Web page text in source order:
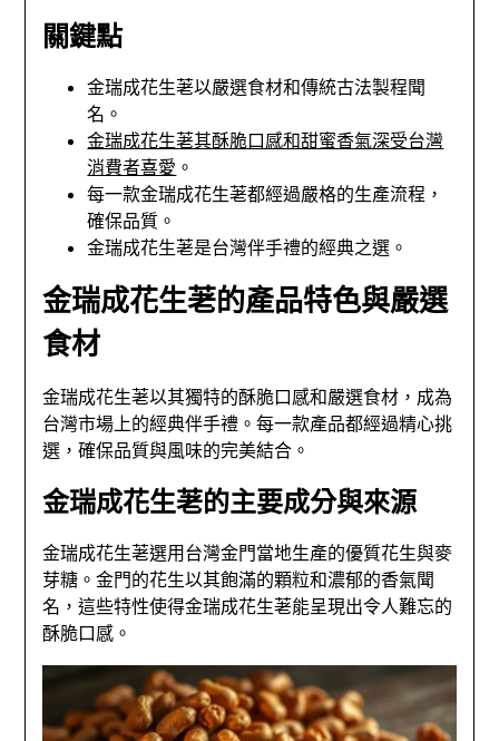
關鍵點
金瑞成花生荖以嚴選食材和傳統古法製程聞
名。
金瑞成花生荖其酥脆口感和甜蜜香氣深受台灣
消費者喜愛。
每一款金瑞成花生荖都經過嚴格的生產流程，
確保品質。
金瑞成花生荖是台灣伴手禮的經典之選。
金瑞成花生荖的產品特色與嚴選
食材
金瑞成花生荖以其獨特的酥脆口感和嚴選食材，成為
台灣市場上的經典伴手禮。每一款產品都經過精心挑
選，確保品質與風味的完美結合。
金瑞成花生荖的主要成分與來源
金瑞成花生荖選用台灣金門當地生產的優質花生與麥
芽糖。金門的花生以其飽滿的顆粒和濃郁的香氣聞
名，這些特性使得金瑞成花生荖能呈現出令人難忘的
酥脆口感。